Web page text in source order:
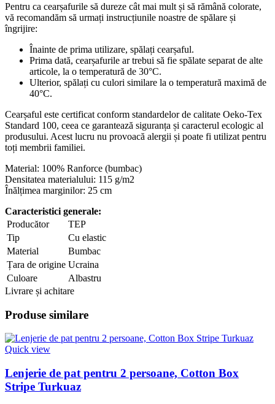
Pentru ca cearșafurile să dureze cât mai mult și să rămână colorate,
vă recomandăm să urmați instrucțiunile noastre de spălare și
îngrijire:
Înainte de prima utilizare, spălați cearșaful.
Prima dată, cearșafurile ar trebui să fie spălate separat de alte
articole, la o temperatură de 30°C.
Ulterior, spălați cu culori similare la o temperatură maximă de
40°C.
Cearșaful este certificat conform standardelor de calitate Oeko-Tex
Standard 100, ceea ce garantează siguranța și caracterul ecologic al
produsului. Acest lucru nu provoacă alergii și poate fi utilizat pentru
toți membrii familiei.
Material: 100% Ranforce (bumbac)
Densitatea materialului: 115 g/m2
Înălțimea marginilor: 25 cm
Caracteristici generale:
Producător
TEP
Tip
Cu elastic
Material
Bumbac
Țara de origine Ucraina
Culoare
Albastru
Livrare și achitare
Produse similare
Quick view
Lenjerie de pat pentru 2 persoane, Cotton Box
Stripe Turkuaz